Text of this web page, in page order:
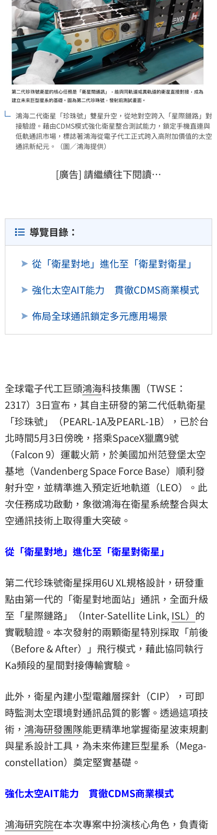
鴻海二代衛星「珍珠號」雙星升空，從地對空跨入「星際鏈路」對
接驗證。藉由CDMS模式強化衛星整合測試能力，鎖定手機直連與
低軌通訊市場，標誌著鴻海從電子代工正式跨入高附加價值的太空
通訊新紀元。（圖／鴻海提供）
[廣告] 請繼續往下閱讀…
導覽目錄：
從「衛星對地」進化至「衛星對衛星」
強化太空AIT能力 貫徹CDMS商業模式
佈局全球通訊鎖定多元應用場景
全球電子代工巨頭鴻海科技集團（TWSE：
2317）3日宣布，其自主研發的第二代低軌衛星
「珍珠號」（PEARL-1A及PEARL-1B），已於台
北時間5月3日傍晚，搭乘SpaceX獵鷹9號
（Falcon 9）運載火箭，於美國加州范登堡太空
基地（Vandenberg Space Force Base）順利發
射升空，並精準進入預定近地軌道（LEO）。此
次任務成功啟動，象徵鴻海在衛星系統整合與太
空通訊技術上取得重大突破。
從「衛星對地」進化至「衛星對衛星」
第二代珍珠號衛星採用6U XL規格設計，研發重
點由第一代的「衛星對地面站」通訊，全面升級
至「星際鏈路」（Inter-Satellite Link, ISL） 的
實戰驗證。本次發射的兩顆衛星特別採取「前後
（Before & After）」飛行模式，藉此協同執行
Ka頻段的星間對接傳輸實驗。
此外，衛星內建小型電離層探針（CIP），可即
時監測太空環境對通訊品質的影響。透過這項技
術， 鴻海研發團隊能更精準地掌握衛星波束規劃
與星系設計工具，為未來佈建巨型星系（Mega-
constellation）奠定堅實基礎。
強化太空AIT能力 貫徹CDMS商業模式
鴻海研究院在本次專案中扮演核心角色，負責衛